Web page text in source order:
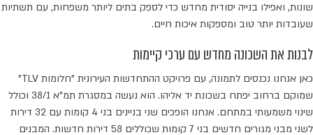
שונות, ואפילו בנייה יסודית מחדש כדי לספק בתים ליותר משפחות, עם תשתיות
שעובדות יותר טוב ומספקות איכות חיים.
לבנות את השכונה מחדש עם ערכי קיימות
כאן אנחנו נכנסים לתמונה, עם פרויקט ההתחדשות העירונית "חלומות TLV"
שמוקם ברחוב יפתח בשכונת יד אליהו. הוא נעשה במסגרת תמ"א 38/1 וכולל
שינוי משמעותי במתחם. אנחנו הופכים שני בניינים בני 4 קומות עם 32 דירות
לשני מבני מגורים חדשים בני 7 קומות שכוללים 58 דירות חדשות. המבנים